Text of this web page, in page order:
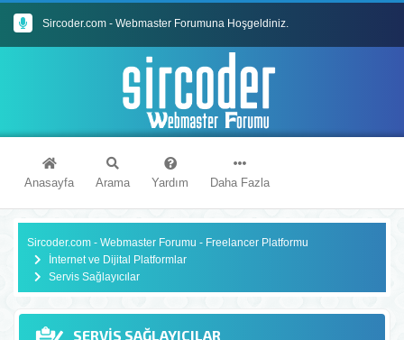
Sircoder.com - Webmaster Forumuna Hoşgeldiniz.
Sircoder.com Webmaster Forumu Kuralları
Anasayfa Arama Yardım Daha Fazla
Sircoder.com - Webmaster Forumu - Freelancer Platformu
İnternet ve Dijital Platformlar
Servis Sağlayıcılar
SERVIS SAĞLAYICILAR